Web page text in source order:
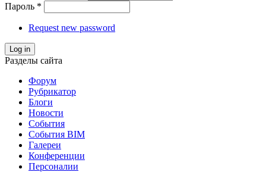
Пароль *
Request new password
Log in
Разделы сайта
Форум
Рубрикатор
Блоги
Новости
События
События BIM
Галереи
Конференции
Персоналии